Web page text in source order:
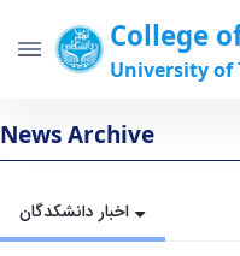
College
University of
News Archive
اخبار دانشکدگان